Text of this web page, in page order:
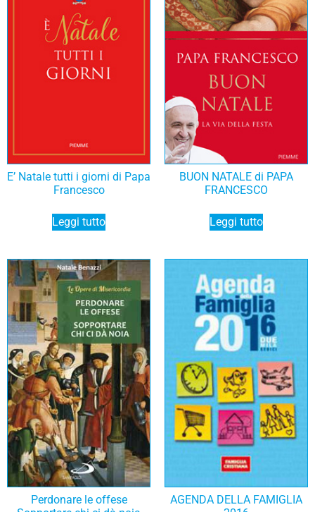
E’ Natale tutti i giorni di Papa
Francesco
Leggi tutto
BUON NATALE di PAPA
FRANCESCO
Leggi tutto
Perdonare le offese
AGENDA DELLA FAMIGLIA